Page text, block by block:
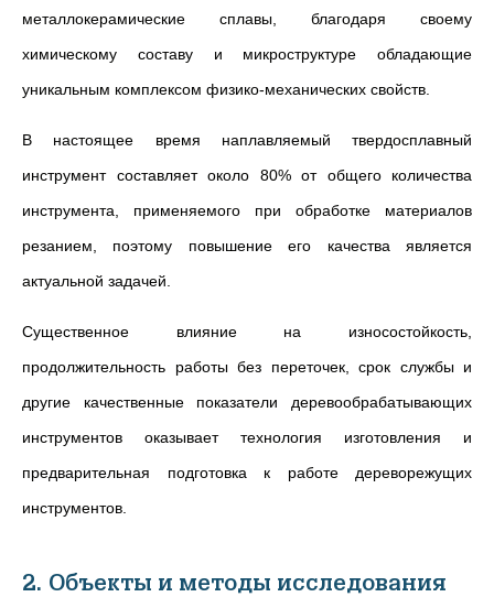
металлокерамические сплавы, благодаря своему
химическому составу и микроструктуре обладающие
уникальным комплексом физико-механических свойств.
В настоящее время наплавляемый твердосплавный
инструмент составляет около 80% от общего количества
инструмента, применяемого при обработке материалов
резанием, поэтому повышение его качества является
актуальной задачей.
Существенное влияние на износостойкость,
продолжительность работы без переточек, срок службы и
другие качественные показатели деревообрабатывающих
инструментов оказывает технология изготовления и
предварительная подготовка к работе дереворежущих
инструментов.
2. Объекты и методы исследования